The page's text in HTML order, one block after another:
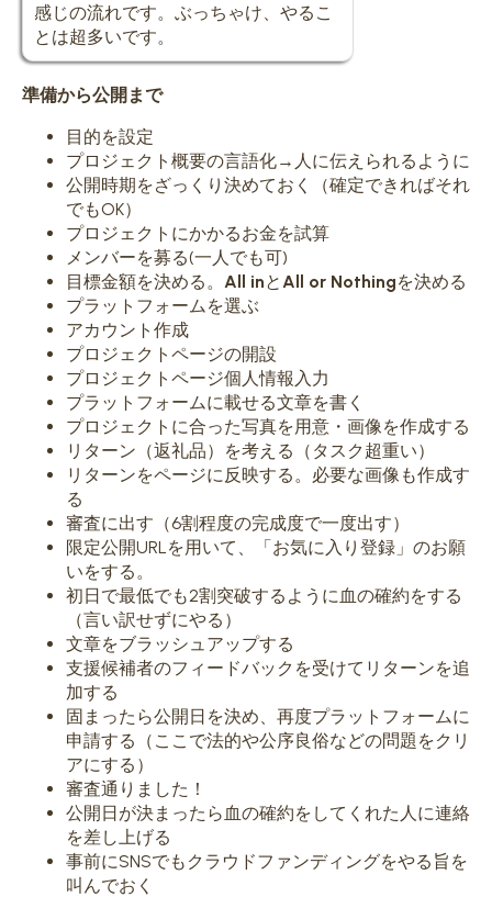
感じの流れです。ぶっちゃけ、やるこ
とは超多いです。
準備から公開まで
目的を設定
プロジェクト概要の言語化→人に伝えられるように
公開時期をざっくり決めておく（確定できればそれ
でもOK）
プロジェクトにかかるお金を試算
メンバーを募る(一人でも可)
目標金額を決める。 All inと All or Nothingを決める
プラットフォームを選ぶ
アカウント作成
プロジェクトページの開設
プロジェクトページ個人情報入力
プラットフォームに載せる文章を書く
プロジェクトに合った写真を用意・画像を作成する
リターン（返礼品）を考える（タスク超重い）
リターンをページに反映する。必要な画像も作成す
る
審査に出す（6割程度の完成度で一度出す）
限定公開URLを用いて、「お気に入り登録」のお願
いをする。
初日で最低でも2割突破するように血の確約をする
（言い訳せずにやる）
文章をブラッシュアップする
支援候補者のフィードバックを受けてリターンを追
加する
固まったら公開日を決め、再度プラットフォームに
申請する（ここで法的や公序良俗などの問題をクリ
アにする）
審査通りました！
公開日が決まったら血の確約をしてくれた人に連絡
を差し上げる
事前にSNSでもクラウドファンディングをやる旨を
叫んでおく